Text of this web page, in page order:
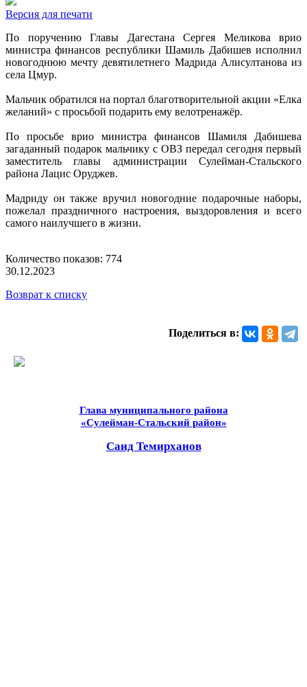
Версия для печати
По поручению Главы Дагестана Сергея Меликова врио
министра финансов республики Шамиль Дабишев исполнил
новогоднюю мечту девятилетнего Мадрида Алисултанова из
села Цмур.
Мальчик обратился на портал благотворительной акции «Елка
желаний» с просьбой подарить ему велотренажёр.
По просьбе врио министра финансов Шамиля Дабишева
загаданный подарок мальчику с ОВЗ передал сегодня первый
заместитель главы администрации Сулейман-Стальского
района Лацис Оруджев.
Мадриду он также вручил новогодние подарочные наборы,
пожелал праздничного настроения, выздоровления и всего
самого наилучшего в жизни.
Количество показов: 774
30.12.2023
Возврат к списку
Поделиться в:
Глава муниципального района
«Сулейман-Стальский район»
Саид Темирханов